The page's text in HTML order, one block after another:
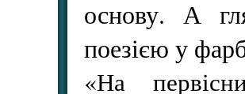
основу. А
поезією у
«На